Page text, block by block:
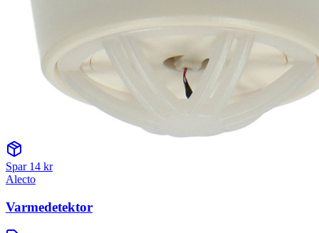
Spar 14 kr
Alecto
Varmedetektor